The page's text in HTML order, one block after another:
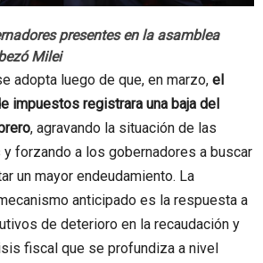
presentes en la asamblea
Milei
adopta luego de que, en marzo, el
impuestos registrara una baja del
, agravando la situación de las
forzando a los gobernadores a buscar
un mayor endeudamiento. La
anticipado es la respuesta a
de deterioro en la recaudación y
fiscal que se profundiza a nivel